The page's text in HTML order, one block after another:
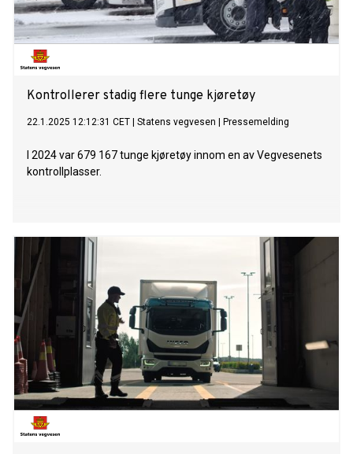
Kontrollerer stadig flere tunge kjøretøy
22.1.2025 12:12:31 CET Statens vegvesen Pressemelding
I 2024 var 679 167 tunge kjøretøy innom en av Vegvesenets
kontrollplasser.